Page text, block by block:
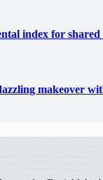
index for
makeover